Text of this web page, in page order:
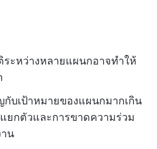
ะหว่างหลายแผนกอาจทำให้
บเป้าหมายของแผนกมากเกิน
ยกตัวและการขาดความร่วม
น